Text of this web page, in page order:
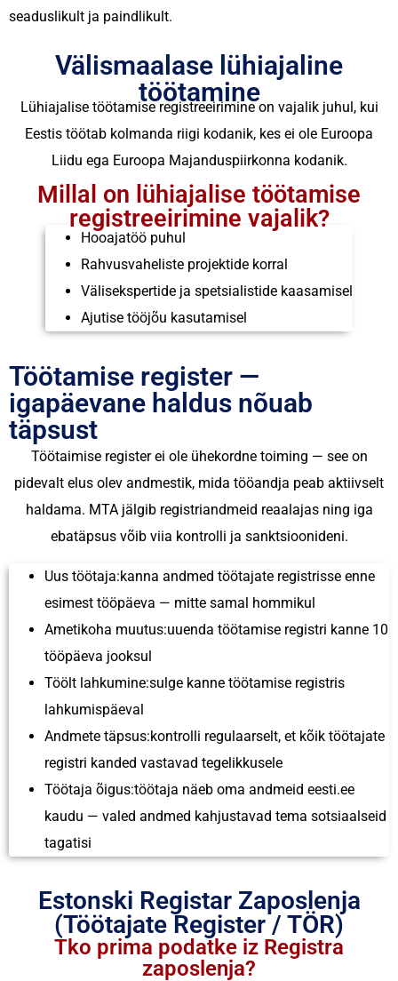
seaduslikult ja paindlikult.
Välismaalase lühiajaline
töötamine
Lühiajalise töötamise registreeirimine on vajalik juhul, kui
Eestis töötab kolmanda riigi kodanik, kes ei ole Euroopa
Liidu ega Euroopa Majanduspiirkonna kodanik.
Millal on lühiajalise töötamise
registreeirimine vajalik?
Hooajatöö puhul
Rahvusvaheliste projektide korral
Välisekspertide ja spetsialistide kaasamisel
Ajutise tööjõu kasutamisel
Töötamise register —
igapäevane haldus nõuab
täpsust
Töötaimise register ei ole ühekordne toiming — see on
pidevalt elus olev andmestik, mida tööandja peab aktiivselt
haldama. MTA jälgib registriandmeid reaalajas ning iga
ebatäpsus võib viia kontrolli ja sanktsioonideni.
Uus töötaja:kanna andmed töötajate registrisse enne
esimest tööpäeva — mitte samal hommikul
Ametikoha muutus:uuenda töötamise registri kanne 10
tööpäeva jooksul
Töölt lahkumine:sulge kanne töötamise registris
lahkumispäeval
Andmete täpsus:kontrolli regulaarselt, et kõik töötajate
registri kanded vastavad tegelikkusele
Töötaja õigus:töötaja näeb oma andmeid eesti.ee
kaudu — valed andmed kahjustavad tema sotsiaalseid
tagatisi
Estonski Registar Zaposlenja
(Töötajate Register / TÖR)
Tko prima podatke iz Registra
zaposlenja?